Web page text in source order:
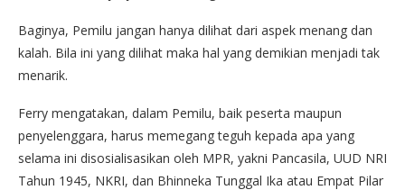
Baginya, Pemilu jangan hanya dilihat dari aspek menang dan
kalah. Bila ini yang dilihat maka hal yang demikian menjadi tak
menarik.
Ferry mengatakan, dalam Pemilu, baik peserta maupun
penyelenggara, harus memegang teguh kepada apa yang
selama ini disosialisasikan oleh MPR, yakni Pancasila, UUD NRI
Tahun 1945, NKRI, dan Bhinneka Tunggal Ika atau Empat Pilar